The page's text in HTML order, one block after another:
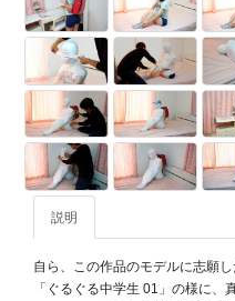
説明
自ら、この作品のモデルに志願
「ぐるぐる中学生 01」の様に